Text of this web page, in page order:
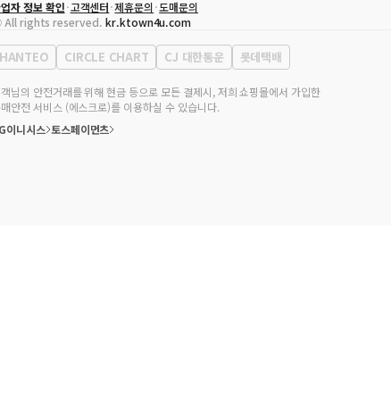
자
송효민
자등록번호
120-87-71116
판매업 신고번호 제2011-서울강남-02223
전화
02-552-9855
자 정보 확인 고객센터 제휴문의 도매문의
rights reserved. kr.ktown4u.com
HANTEO CIRCLE CHART CJ 대한통운 롯데택배
님의 안전거래를 위해 현금 등으로 모든 결제시, 저희 쇼핑몰에서 가입한
안전 서비스 (에스크로)를 이용하실 수 있습니다.
이니시스 토스페이먼츠